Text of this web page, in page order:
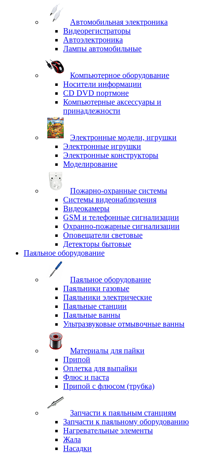
Автомобильная электроника
Видеорегистраторы
Автоэлектроника
Лампы автомобильные
Компьютерное оборудование
Носители информации
CD DVD портмоне
Компьютерные аксессуары и
принадлежности
Электронные модели, игрушки
Электронные игрушки
Электронные конструкторы
Моделирование
Пожарно-охранные системы
Системы видеонаблюдения
Видеокамеры
GSM и телефонные сигнализации
Охранно-пожарные сигнализации
Оповещатели световые
Детекторы бытовые
Паяльное оборудование
Паяльное оборудование
Паяльники газовые
Паяльники электрические
Паяльные станции
Паяльные ванны
Ультразвуковые отмывочные ванны
Материалы для пайки
Припой
Оплетка для выпайки
Флюс и паста
Припой с флюсом (трубка)
Запчасти к паяльным станциям
Запчасти к паяльному оборудованию
Нагревательные элементы
Жала
Насадки